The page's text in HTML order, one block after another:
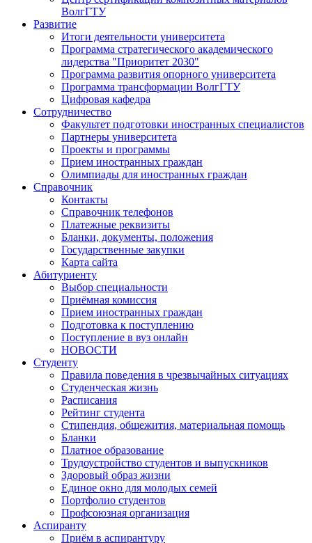
ВолгГТУ
Развитие
Итоги деятельности университета
Программа стратегического академического
лидерства "Приоритет 2030"
Программа развития опорного университета
Программа трансформации ВолгГТУ
Цифровая кафедра
Сотрудничество
Факультет подготовки иностранных специалистов
Партнеры университета
Проекты и программы
Прием иностранных граждан
Олимпиады для иностранных граждан
Справочник
Контакты
Справочник телефонов
Платежные реквизиты
Бланки, документы, положения
Государственные закупки
Карта сайта
Абитуриенту
Выбор специальности
Приёмная комиссия
Прием иностранных граждан
Подготовка к поступлению
Поступление в вуз онлайн
НОВОСТИ
Студенту
Правила поведения в чрезвычайных ситуациях
Студенческая жизнь
Расписания
Рейтинг студента
Стипендия, общежития, материальная помощь
Бланки
Платное образование
Трудоустройство студентов и выпускников
Здоровый образ жизни
Единое окно для молодых семей
Портфолио студентов
Профсоюзная организация
Аспиранту
Приём в аспирантуру